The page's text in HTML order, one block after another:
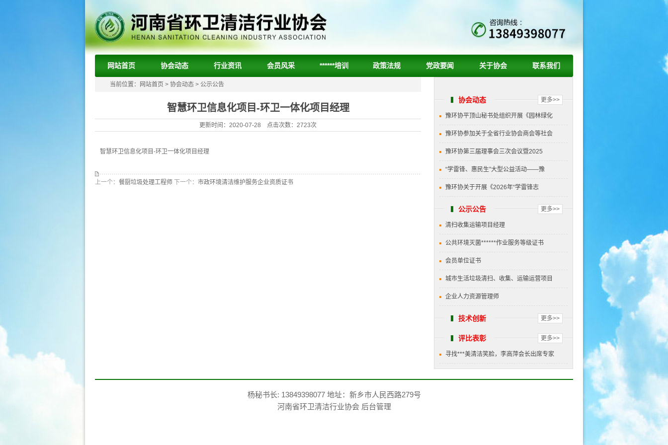
网站首页 协会动态 行业资讯 会员风采 ******培训 政策法规 党政要闻 关于协会 联系我们
更多>>
协会动态
豫环协平顶山秘书处组织开展《园林绿化
豫环协参加关于全省行业协会商会等社会
豫环协第三届理事会三次会议暨2025
“学雷锋、惠民生”大型公益活动——豫
豫环协关于开展《2026年“学雷锋志
更多>>
公示公告
清扫收集运输项目经理
公共环境灭菌******作业服务等级证书
会员单位证书
城市生活垃圾清扫、收集、运输运营项目
企业人力资源管理师
更多>>
技术创新
更多>>
评比表彰
寻找***美清洁笑脸，李高萍会长出席专家
当前位置： 网站首页 > 协会动态 > 公示公告
智慧环卫信息化项目-环卫一体化项目经理
更新时间：2020-07-28 点击次数：2723次
智慧环卫信息化项目-环卫一体化项目经理
上一个： 餐厨垃圾处理工程师 下一个： 市政环境清洁维护服务企业资质证书
杨秘书长: 13849398077 地址：新乡市人民西路279号
河南省环卫清洁行业协会 后台管理